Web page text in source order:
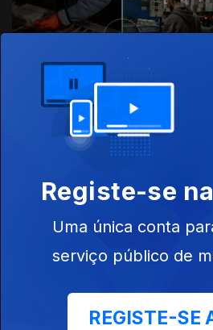
Registe-se
Uma única conta
serviço público de
REGISTE-SE